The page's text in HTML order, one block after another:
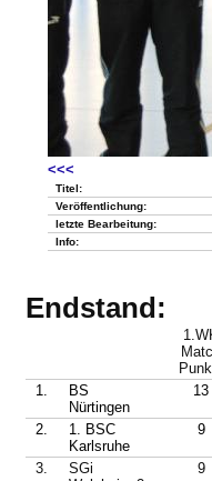
<<<
Titel:
Veröffentlichung:
letzte Bearbeitung:
Info:
Endstand:
1.
BS
Nürtingen
13
2.
1. BSC
Karlsruhe
9
3.
SGi
9